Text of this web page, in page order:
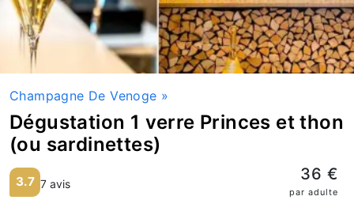
Champagne De Venoge »
Dégustation 1 verre Princes et thon
(ou sardinettes)
3.7 7 avis 36 €
par adulte